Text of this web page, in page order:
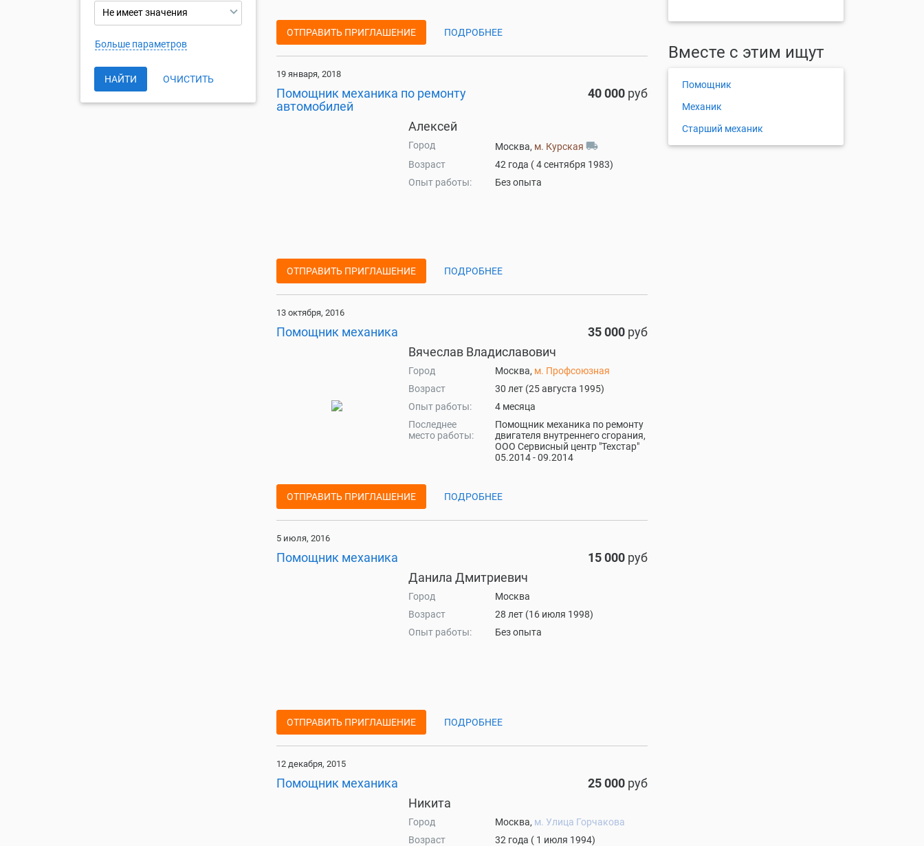
ОТПРАВИТЬ ПРИГЛАШЕНИЕ ПОДРОБНЕЕ
19 января, 2018
Помощник механика по ремонту
автомобилей
40 000руб
Алексей
Город Москва, м. Курская local_shipping
Возраст
42 года ( 4 сентября 1983)
Опыт работы:
Без опыта
ОТПРАВИТЬ ПРИГЛАШЕНИЕ ПОДРОБНЕЕ
13 октября, 2016
Помощник механика 35 000руб
Вячеслав Владиславович
Город Москва, м. Профсоюзная
Возраст
30 лет (25 августа 1995)
Опыт работы:
4 месяца
Последнее
место работы:
Помощник механика по ремонту
двигателя внутреннего сгорания,
ООО Сервисный центр "Техстар"
05.2014 - 09.2014
ОТПРАВИТЬ ПРИГЛАШЕНИЕ ПОДРОБНЕЕ
5 июля, 2016
Помощник механика 15 000руб
Данила Дмитриевич
Город
Москва
Возраст
28 лет (16 июля 1998)
Опыт работы:
Без опыта
ОТПРАВИТЬ ПРИГЛАШЕНИЕ ПОДРОБНЕЕ
12 декабря, 2015
Помощник механика 25 000руб
Никита
Город Москва, м. Улица Горчакова
Возраст
32 года ( 1 июля 1994)
Вместе с этим ищут
Помощник
Механик
Старший механик
Не имеет значения
Больше параметров
НАЙТИ ОЧИСТИТЬ